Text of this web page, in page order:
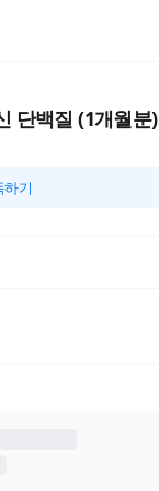
단백질 (1개월분)
하기